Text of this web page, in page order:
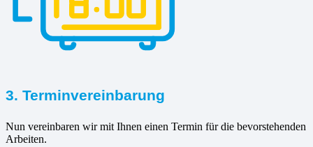
3. Terminvereinbarung
Nun vereinbaren wir mit Ihnen einen Termin für die bevorstehenden
Arbeiten.